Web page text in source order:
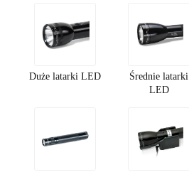
Duże latarki LED
Średnie latarki
LED